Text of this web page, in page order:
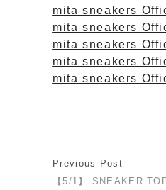
mita sneakers
mita sneakers
mita sneakers
mita sneakers
mita sneakers
Previous Post
【5/1】 SNEAKER